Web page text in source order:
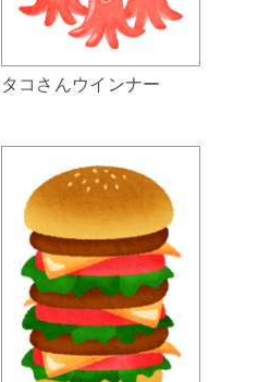
タコさんウインナー